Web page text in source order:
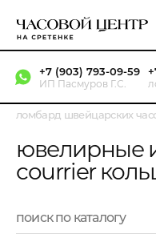
+7 (903) 793-09-59
ИП Пасмуров Г.С.
ломбард швейцарских
ювелирные
courrier